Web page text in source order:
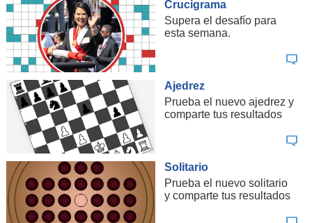
Crucigrama
Supera el desafío para
esta semana.
Ajedrez
Prueba el nuevo ajedrez y
comparte tus resultados
Solitario
Prueba el nuevo solitario
y comparte tus resultados